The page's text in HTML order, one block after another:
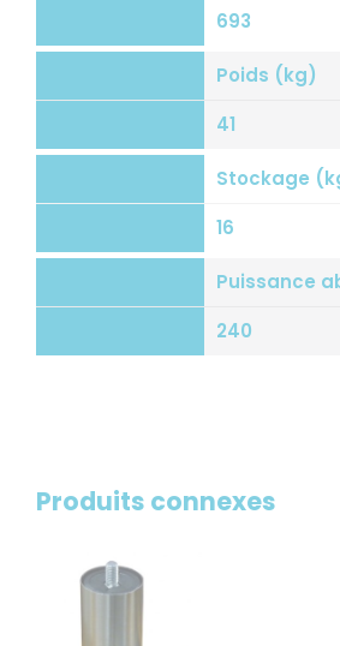
693
Poids (kg)
41
Stockage
16
Puissance
240
Produits connexes